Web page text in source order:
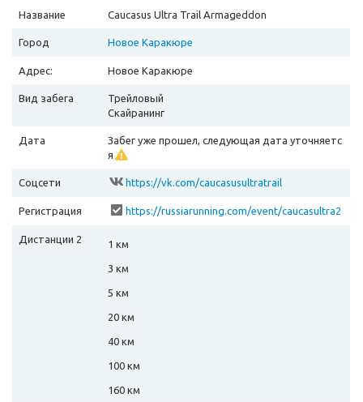
Название Caucasus Ultra Trail Armageddon
Город Новое Каракюре
Адрес: Новое Каракюре
Вид забега
Трейловый
Скайранинг
Дата
Забег уже прошел, следующая дата уточняетс
я
Соцсети https://vk.com/caucasusultratrail
Регистрация
https://russiarunning.com/event/caucasultra2
Дистанции 2
1 км
3 км
5 км
20 км
40 км
100 км
160 км